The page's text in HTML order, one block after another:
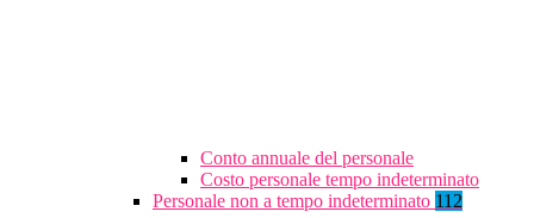
Conto annuale del personale
Costo personale tempo indeterminato
Personale non a tempo indeterminato 112